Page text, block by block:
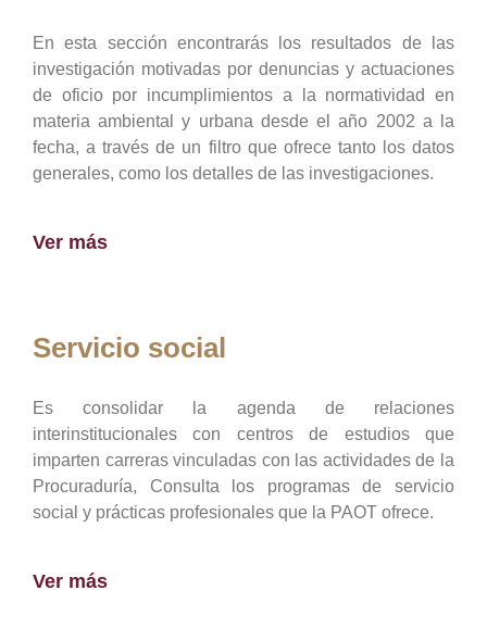
En esta sección encontrarás los resultados de las
investigación motivadas por denuncias y actuaciones
de oficio por incumplimientos a la normatividad en
materia ambiental y urbana desde el año 2002 a la
fecha, a través de un filtro que ofrece tanto los datos
generales, como los detalles de las investigaciones.
Ver más
Servicio social
Es consolidar la agenda de relaciones
interinstitucionales con centros de estudios que
imparten carreras vinculadas con las actividades de la
Procuraduría, Consulta los programas de servicio
social y prácticas profesionales que la PAOT ofrece.
Ver más